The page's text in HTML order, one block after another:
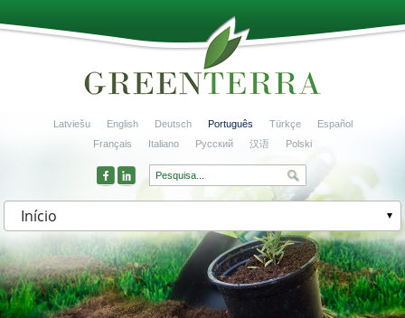
Latviešu English Deutsch Português Türkçe
Español
Français
Italiano Русский 汉语 Polski
Início